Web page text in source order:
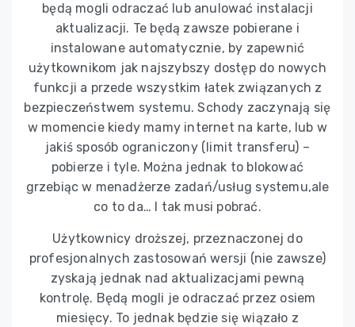
będą mogli odraczać lub anulować instalacji
aktualizacji. Te będą zawsze pobierane i
instalowane automatycznie, by zapewnić
użytkownikom jak najszybszy dostęp do nowych
funkcji a przede wszystkim łatek związanych z
bezpieczeństwem systemu. Schody zaczynają się
w momencie kiedy mamy internet na karte, lub w
jakiś sposób ograniczony (limit transferu) –
pobierze i tyle. Można jednak to blokować
grzebiąc w menadżerze zadań/usług systemu,ale
co to da… I tak musi pobrać.
Użytkownicy droższej, przeznaczonej do
profesjonalnych zastosowań wersji (nie zawsze)
zyskają jednak nad aktualizacjami pewną
kontrolę. Będą mogli je odraczać przez osiem
miesięcy. To jednak będzie się wiązało z